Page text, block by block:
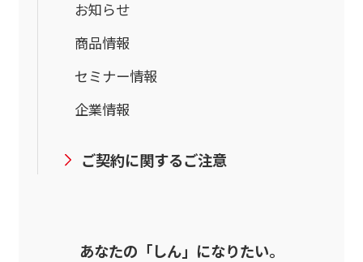
お知らせ
商品情報
セミナー情報
企業情報
ご契約に関するご注意
あなたの「しん」になりたい。